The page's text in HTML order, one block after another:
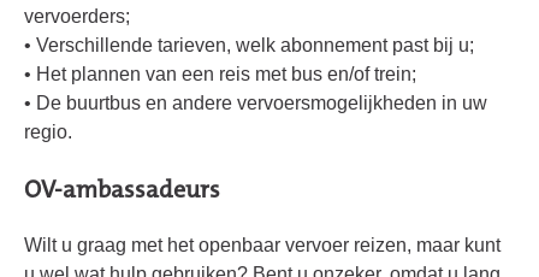
vervoerders;
• Verschillende tarieven, welk abonnement past bij u;
• Het plannen van een reis met bus en/of trein;
• De buurtbus en andere vervoersmogelijkheden in uw
regio.
OV-ambassadeurs
Wilt u graag met het openbaar vervoer reizen, maar kunt